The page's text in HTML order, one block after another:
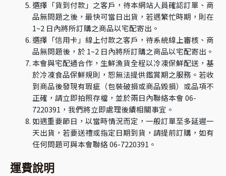
選擇「貨到付款」之客戶，待本網站人員確認訂單、商
品無問題之後，最快可當日出貨，若遇繁忙時期，則在
1~2 日內將所訂購之商品以宅配寄出。
選擇「信用卡」線上付款之客戶，待系統線上審核、商
品無問題後，於 1~2 日內將所訂購之商品以宅配寄出。
本會與宅配通合作，生鮮漁貨全程以冷凍保鮮配送，基
於冷凍食品保鮮規則，恕無法提供鑑賞期之服務。若收
到商品後發現有瑕疵（包裝破損或商品毀損）或品項不
正確，請立即拍照存檔，並於兩日內聯絡本會 06-
7220391，我們將立即處理後續相關事宜。
如遇重要節日，以當時情況而定，一般訂單至多延遲一
天出貨，若要送禮或指定日期到貨，請提前訂購，如有
任何問題可與本會聯絡 06-7220391。
運費說明